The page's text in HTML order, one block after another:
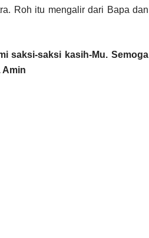
Roh itu mengalir dari Bapa dan
saksi-saksi kasih-Mu. Semoga
Amin